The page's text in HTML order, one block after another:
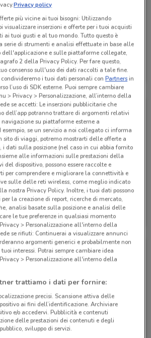
285 m
285 m
Alpitour
Scade il 31/10
Privacy policy
più vicine ai tuoi bisogni: Utilizzando
visualizzare inserzioni e offerte per i tuoi acquisti
ai tuoi gusti e al tuo mondo. Tutto questo è
serie di strumenti e analisi effettuate in base alle
e sulle piattaforme collegate,
2 della Privacy Policy. Per fare questo,
consenso sull'uso dei dati raccolti a tale fine.
condivideremo i tuoi dati personali conPartnersin
l’uso di SDK esterne. Puoi sempre cambiare
> Privacy > Personalizzazione, all’interno della
se accetti: Le inserzioni pubblicitarie che
dell’app potranno trattare di argomenti relativi
su piattaforme esterne a
se un servizio a noi collegato ci informa
sito di viaggi, potremo mostrarti delle offerte a
i dati sulla posizione (nel caso in cui abbia fornito
alle informazioni sulle prestazioni della
dispositivo, possono essere raccolte e
per comprendere e migliorare la connettività e
sulle delle reti wireless, come meglio indicato
nostra Privacy Policy. Inoltre, i tuoi dati possono
la creazione di report, ricerche di mercato,
analisi basate sulla posizione e analisi delle
le tue preferenze in qualsiasi momento
> Personalizzazione all'interno della
se rifiuti: Continuerai a visualizzare annunci
argomenti generici e probabilmente non
interessi. Potrai sempre cambiare idea
> Personalizzazione all'interno della
trattiamo i dati per fornire:
precisi. Scansione attiva delle
ai fini dell’identificazione. Archiviare
e/o accedervi. Pubblicità e contenuti
delle prestazioni dei contenuti e degli
sviluppo di servizi.